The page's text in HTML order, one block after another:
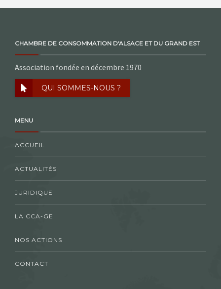
CHAMBRE DE CONSOMMATION D'ALSACE ET DU GRAND EST
Association fondée en décembre 1970
QUI SOMMES-NOUS ?
MENU
ACCUEIL
ACTUALITÉS
JURIDIQUE
LA CCA-GE
NOS ACTIONS
CONTACT